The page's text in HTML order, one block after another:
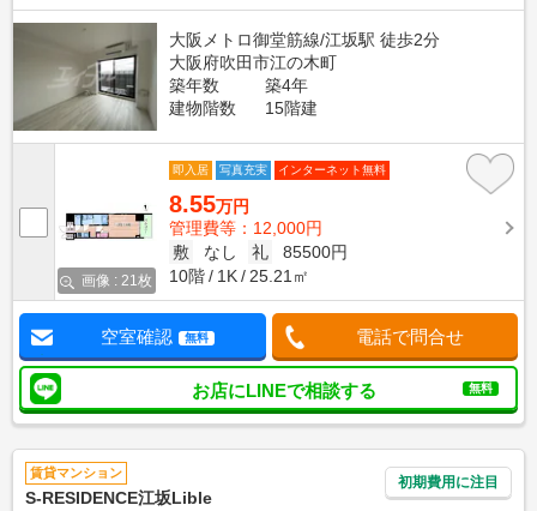
大阪メトロ御堂筋線/江坂駅 徒歩2分
大阪府吹田市江の木町
築年数
築4年
建物階数
15階建
画像 : 21枚
即入居 写真充実 インターネット無料
8.55万円
管理費等：12,000円
敷
なし 礼
85500円
10階
1K 25.21㎡
空室確認 無料 電話で問合せ
お店にLINEで相談する 無料
賃貸マンション
S-RESIDENCE江坂Lible
初期費用に注目